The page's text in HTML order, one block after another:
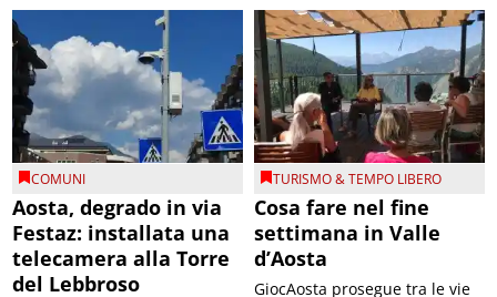
COMUNI
Aosta, degrado in via
Festaz: installata una
telecamera alla Torre
del Lebbroso
TURISMO & TEMPO LIBERO
Cosa fare nel fine
settimana in Valle
d’Aosta
GiocAosta prosegue tra le vie